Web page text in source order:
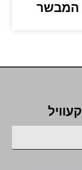
המבשר